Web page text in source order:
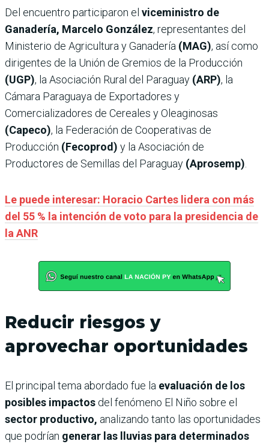
Del encuentro participaron el viceministro de
Ganadería, Marcelo González, representantes del
Ministerio de Agricultura y Ganadería (MAG), así como
dirigentes de la Unión de Gremios de la Producción
(UGP), la Asociación Rural del Paraguay (ARP), la
Cámara Paraguaya de Exportadores y
Comercializadores de Cereales y Oleaginosas
(Capeco), la Federación de Cooperativas de
Producción (Fecoprod) y la Asociación de
Productores de Semillas del Paraguay (Aprosemp)
Le puede interesar: Horacio Cartes lidera con más
del 55 % la intención de voto para la presidencia de
la ANR
Reducir riesgos y
aprovechar oportunidades
El principal tema abordado fue la evaluación de los
posibles impactos del fenómeno El Niño sobre el
sector productivo, analizando tanto las oportunidades
que podrían generar las lluvias para determinados